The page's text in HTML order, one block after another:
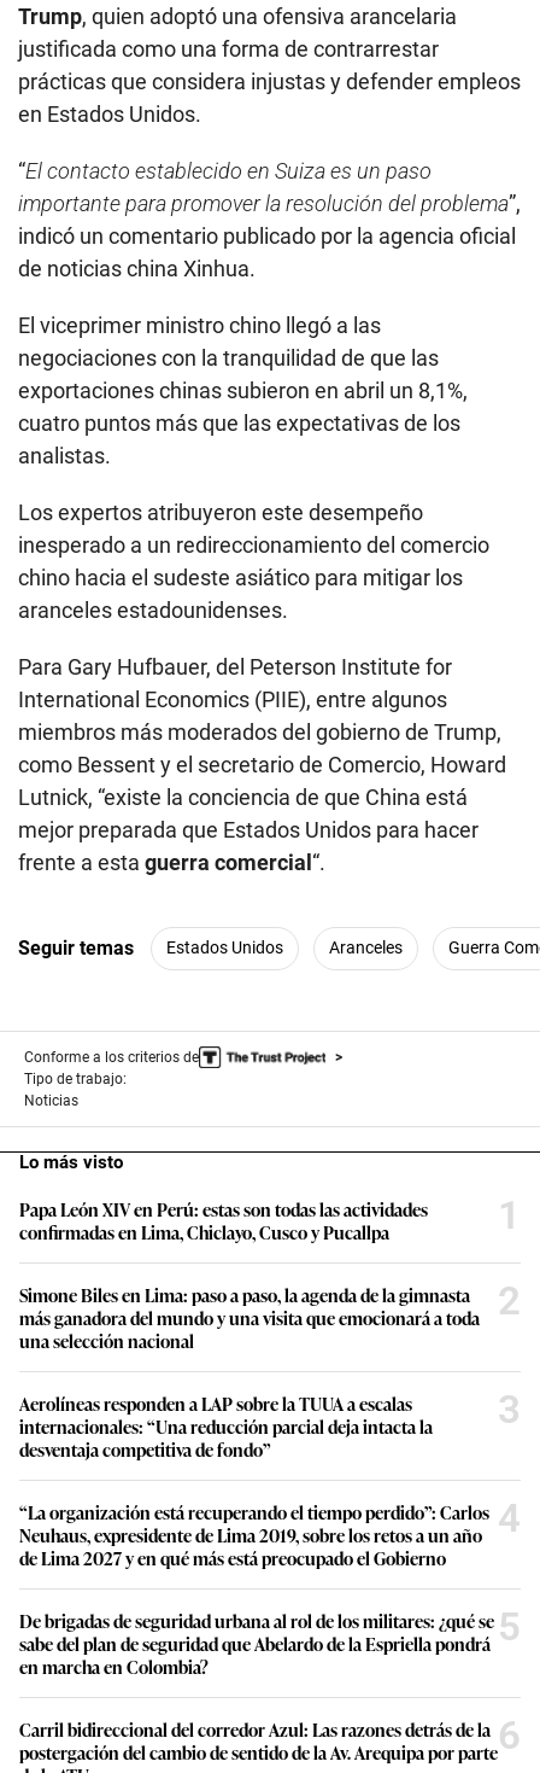
Trump, quien adoptó una ofensiva arancelaria
justificada como una forma de contrarrestar
prácticas que considera injustas y defender empleos
en Estados Unidos.
“El contacto establecido en Suiza es un paso
importante para promover la resolución del problema”,
indicó un comentario publicado por la agencia oficial
de noticias china Xinhua.
El viceprimer ministro chino llegó a las
negociaciones con la tranquilidad de que las
exportaciones chinas subieron en abril un 8,1%,
cuatro puntos más que las expectativas de los
analistas.
Los expertos atribuyeron este desempeño
inesperado a un redireccionamiento del comercio
chino hacia el sudeste asiático para mitigar los
aranceles estadounidenses.
Para Gary Hufbauer, del Peterson Institute for
International Economics (PIIE), entre algunos
miembros más moderados del gobierno de Trump,
como Bessent y el secretario de Comercio, Howard
Lutnick, “existe la conciencia de que China está
mejor preparada que Estados Unidos para hacer
frente a esta guerra comercial “.
Seguir temas Estados Unidos Aranceles Guerra
Conforme a los criterios de
Tipo de trabajo:
Noticias
Lo más visto
Papa León XIV en Perú: estas son todas las actividades
confirmadas en Lima, Chiclayo, Cusco y Pucallpa
1
Simone Biles en Lima: paso a paso, la agenda de la gimnasta
más ganadora del mundo y una visita que emocionará a toda
una selección nacional
2
Aerolíneas responden a LAP sobre la TUUA a escalas
internacionales: “Una reducción parcial deja intacta la
desventaja competitiva de fondo”
3
“La organización está recuperando el tiempo perdido”: Carlos
Neuhaus, expresidente de Lima 2019, sobre los retos a un año
de Lima 2027 y en qué más está preocupado el Gobierno
4
De brigadas de seguridad urbana al rol de los militares: ¿qué se
sabe del plan de seguridad que Abelardo de la Espriella pondrá
en marcha en Colombia?
5
Carril bidireccional del corredor Azul: Las razones detrás de la
postergación del cambio de sentido de la Av. Arequipa por parte6